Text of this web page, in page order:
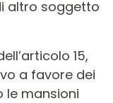
altro soggetto
15,
a favore dei
le mansioni